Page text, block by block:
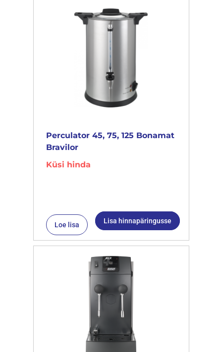
Perculator 45, 75, 125 Bonamat
Bravilor
Küsi hinda
Loe lisa Lisa hinnapäringusse